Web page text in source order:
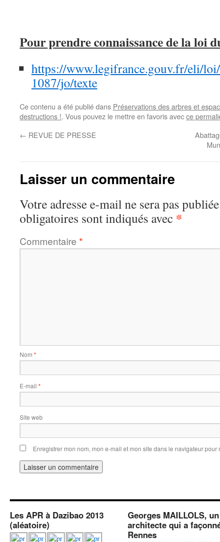
Pour prendre connaissance de la loi
https://www.legifrance.gouv.fr/eli/
1087/jo/texte
Ce contenu a été publié dans Préservations des arbres et
destructions !. Vous pouvez le mettre en favoris avecce
← REVUE DE PRESSE
Laisser un commentaire
Votre adresse e-mail ne sera pas
obligatoires sont indiqués avec *
Commentaire *
Nom *
E-mail *
Site web
Enregistrer mon nom, mon e-mail et mon site dans le navigateur
Les APR à Dazibao 2013
(aléatoire)
Georges MAILLOLS, un
architecte qui a
Rennes